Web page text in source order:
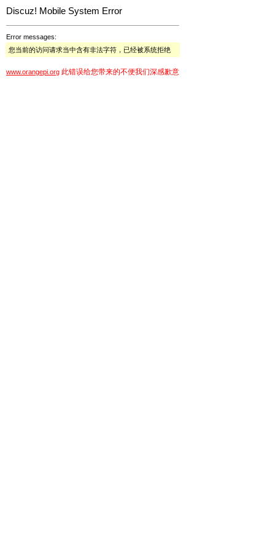
Discuz! Mobile System Error
Error messages:
您当前的访问请求当中含有非法字符，已经被系统拒绝
www.orangepi.org 此错误给您带来的不便我们深感歉意